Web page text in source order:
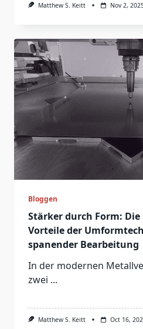
Matthew S. Keitt Nov 2,
Bloggen
Stärker durch Form:
Vorteile der
spanender Bearbeitung
In der modernen
zwei ...
Matthew S. Keitt Oct 16,